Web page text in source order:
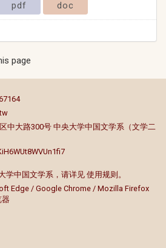
pdf doc
page
中大路300号 中央大学中国文学系（文学二
学中国文学系，请详见 使用规则 。
Edge / Google Chrome / Mozilla Firefox
器